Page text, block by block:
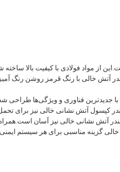
آن 3.6 مگا پاسکال است.این سیلندر آتش
جدیدترین فناوری و ویژگی‌ها طراحی
آتش نشانی خالی نیز آسان
خالی گزینه مناسبی برای هر سیستم